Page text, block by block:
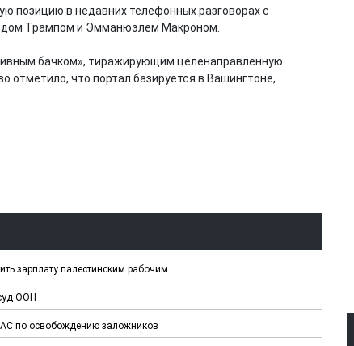
позицию в недавних телефонных разговорах с
Трампом и Эмманюэлем Макроном.
бачком», тиражирующим целенаправленную
что портал базируется в Вашингтоне,
зарплату палестинским рабочим
ООН
по освобождению заложников